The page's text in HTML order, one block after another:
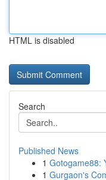
HTML is disabled
Search
Published News
1 Gotogame88:
1 Gurgaon's